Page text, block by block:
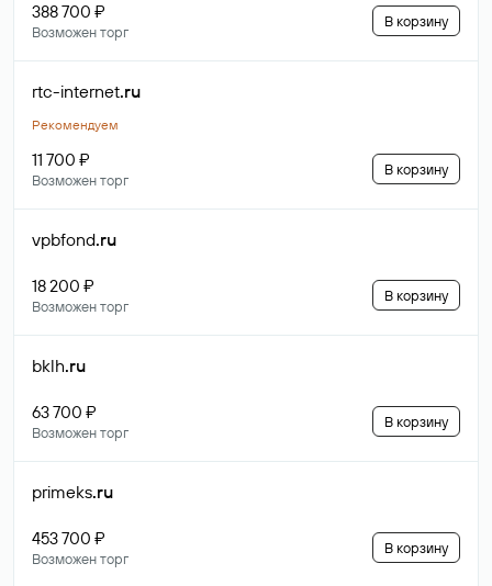
388 700 ₽
Возможен торг
В корзину
rtc-internet.ru
Рекомендуем
11 700 ₽
Возможен торг
В корзину
vpbfond.ru
18 200 ₽
Возможен торг
В корзину
bklh.ru
63 700 ₽
Возможен торг
В корзину
primeks.ru
453 700 ₽
Возможен торг
В корзину